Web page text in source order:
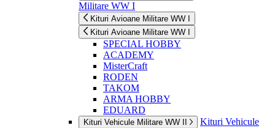
Militare WW I
Kituri Avioane Militare WW I
Kituri Avioane Militare WW I
SPECIAL HOBBY
ACADEMY
MisterCraft
RODEN
TAKOM
ARMA HOBBY
EDUARD
Kituri Vehicule Militare WW II
Kituri Vehicule